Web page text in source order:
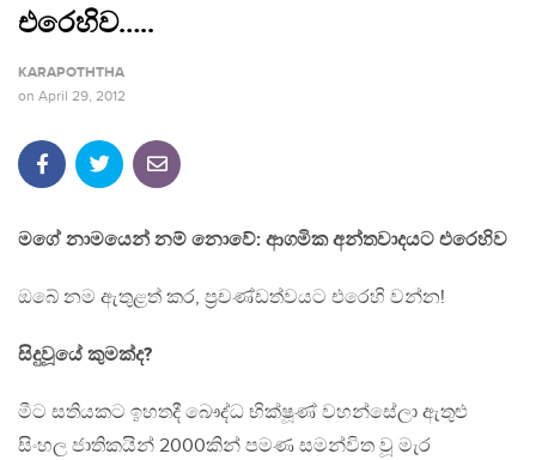
එරෙහිව…..
KARAPOTHTHA
on April 29, 2012
මගේ නාමයෙන් නම් නොවේ: ආගමික අන්තවාදයට එරෙහිව
ඔබේ නම ඇතුළත් කර, ප්‍රචණ්ඩත්වයට එරෙහි වන්න!
සිදුවූයේ කුමක්ද?
මීට සතියකට ඉහතදී බෞද්ධ භික්ෂූණ් වහන්සේලා ඇතුළු
සිංහල ජාතිකයින් 2000කින් පමණ සමන්විත වූ මැර